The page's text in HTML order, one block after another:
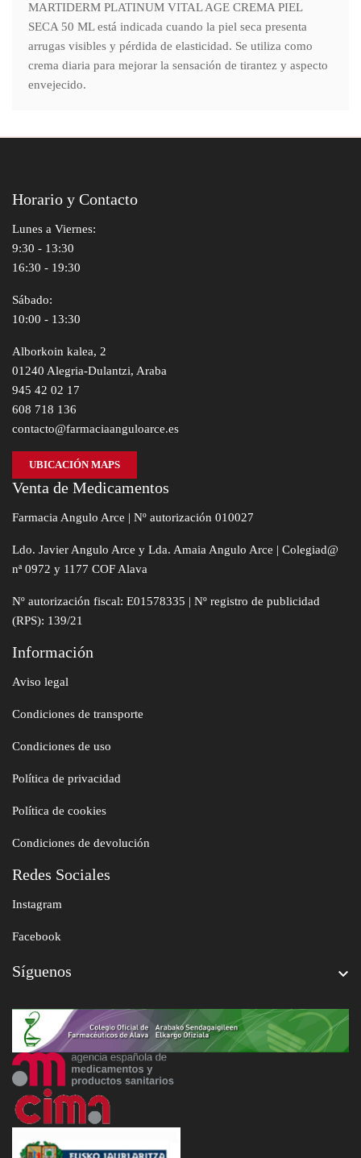
MARTIDERM PLATINUM VITAL AGE CREMA PIEL
SECA 50 ML está indicada cuando la piel seca presenta
arrugas visibles y pérdida de elasticidad. Se utiliza como
crema diaria para mejorar la sensación de tirantez y aspecto
envejecido.
Horario y Contacto
Lunes a Viernes:
9:30 - 13:30
16:30 - 19:30
Sábado:
10:00 - 13:30
Alborkoin kalea, 2
01240 Alegria-Dulantzi, Araba
945 42 02 17
608 718 136
contacto@farmaciaanguloarce.es
UBICACIÓN MAPS
Venta de Medicamentos
Farmacia Angulo Arce | Nº autorización 010027
Ldo. Javier Angulo Arce y Lda. Amaia Angulo Arce | Colegiad@
nª 0972 y 1177 COF Alava
Nº autorización fiscal: E01578335 | Nº registro de publicidad
(RPS): 139/21
Información
Aviso legal
Condiciones de transporte
Condiciones de uso
Política de privacidad
Política de cookies
Condiciones de devolución
Redes Sociales
Instagram
Facebook
Síguenos 